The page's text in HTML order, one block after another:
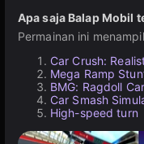
Apa saja Balap Mobil
Permainan ini
Car Crush:
Mega Ramp
BMG: Ragdoll
Car Smash
High-speed turn